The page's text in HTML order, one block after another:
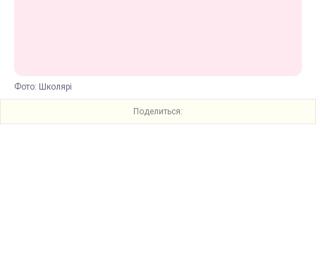
Фото: Школярі
Поделиться: